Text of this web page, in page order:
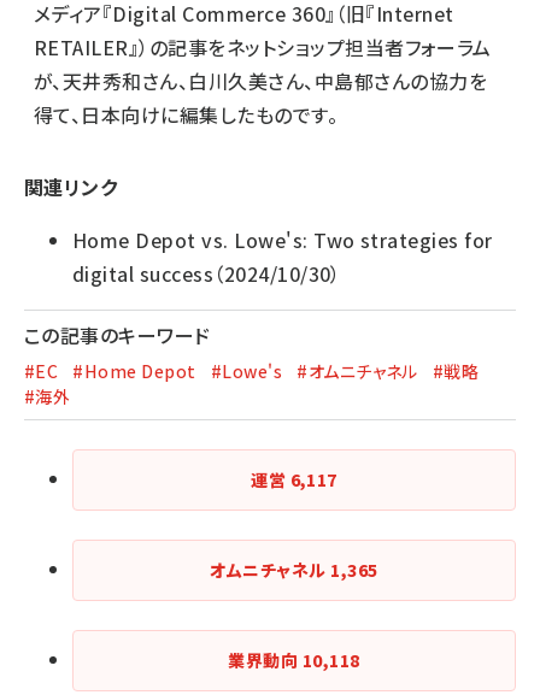
メディア『Digital Commerce 360』（旧『Internet
RETAILER』）の記事をネットショップ担当者フォーラム
が、天井秀和さん、 白川久美さん、 中島郁さんの協力を
得て、日本向けに編集したものです。
関連リンク
Home Depot vs. Lowe's: Two strategies for
digital success （2024/10/30）
この記事のキーワード
#EC #Home Depot #Lowe's #オムニチャネル
#戦略
#海外
運営 6,117
オムニチャネル 1,365
業界動向 10,118